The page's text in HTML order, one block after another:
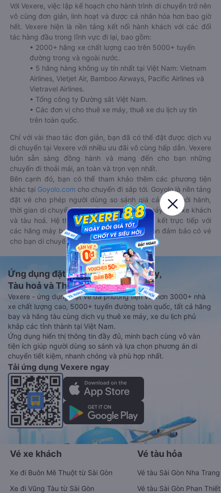
Với Vexere, việc lập kế hoạch cho hành trình di chuyển trở nên
vô cùng đơn giản, linh hoạt và được cá nhân hóa hơn bao giờ
hết. Vexere hiện là nền tảng kết nối hành khách với các đối
tác hàng đầu trong lĩnh vực đi lại, bao gồm:
• 2000+ hãng xe chất lượng cao trên 5000+ tuyến
đường trong và ngoài nước.
• 5 hãng hàng không uy tín nhất tại Việt Nam: Vietnam
Airlines, Vietjet Air, Bamboo Airways, Pacific Airlines và
Vietravel Airlines.
• Tổng công ty Đường sắt Việt Nam.
• Các đơn vị cho thuê xe máy, thuê xe du lịch uy tín
trên toàn quốc.
Chỉ với vài thao tác đơn giản, bạn đã có thể đặt được dịch vụ
di chuyển tại Vexere với nhiều ưu đãi vô cùng hấp dẫn. Vexere
luôn sẵn sàng đồng hành và mang đến cho bạn những
chuyến đi thoải mái, an toàn và trọn vẹn nhất.
Bên cạnh đó, bạn có thể tham khảo thêm các phương tiện
khác tại Goyolo.com cho chuyến đi sắp tới. Goyolo là nền tảng
đặt vé cho phép người dùng so sánh giá cả, giờ khởi hành,
thời gian di chuyển của nhiều phương tiện máy bay, xe khách
và tàu hoả. Hệ thống của Goyolo được liên kết trực tiếp với
các hãng máy bay, xe khách và tàu hoả, luôn đảm bảo có vé
cho bạn di chuyển.
Ứng dụng đặt vé Xe khách, Máy bay,
Tàu hoả và Thuê xe
Vexere - ứng dụng đặt vé đa phương tiện với hơn 3000+ nhà
xe chất lượng cao, 5000+ tuyến đường toàn quốc, tất cả hãng
bay và hãng tàu cùng dịch vụ thuê xe máy, xe du lịch phủ
khắp các tỉnh thành tại Việt Nam.
Ứng dụng hiển thị thông tin đầy đủ, minh bạch cùng vô vàn
tiện ích giúp người dùng so sánh và lựa chọn phương án di
chuyển tiết kiệm, nhanh chóng và phù hợp nhất.
Tải ứng dụng Vexere ngay
Vé xe khách
Xe đi Buôn Mê Thuột từ Sài Gòn
Xe đi Vũng Tàu từ Sài Gòn
Vé tàu hỏa
Vé tàu Sài Gòn Nha Trang
Vé tàu Sài Gòn Phan Thiết